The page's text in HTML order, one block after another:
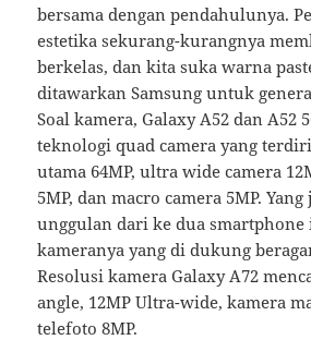
bersama dengan pendahulunya.
estetika sekurang-kurangnya
berkelas, dan kita suka warna
ditawarkan Samsung untuk
Soal kamera, Galaxy A52 dan A52
teknologi quad camera yang
utama 64MP, ultra wide camera
5MP, dan macro camera 5MP.
unggulan dari ke dua
kameranya yang di dukung
Resolusi kamera Galaxy A72
angle, 12MP Ultra-wide, kamera
telefoto 8MP.